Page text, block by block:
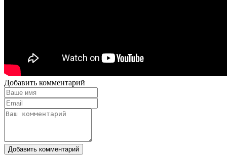
Добавить комментарий
Добавить комментарий